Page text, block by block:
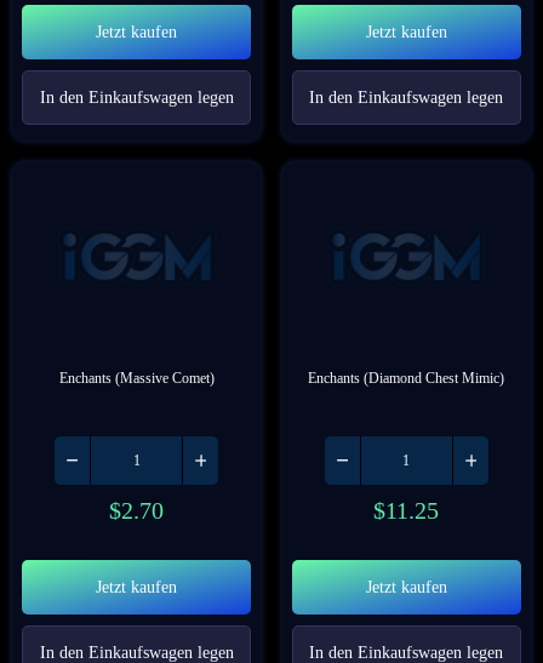
Jetzt kaufen
In den Einkaufswagen legen
Jetzt kaufen
In den Einkaufswagen legen
Enchants (Massive Comet)
$2.70
Jetzt kaufen
In den Einkaufswagen legen
Enchants (Diamond Chest Mimic)
$11.25
Jetzt kaufen
In den Einkaufswagen legen